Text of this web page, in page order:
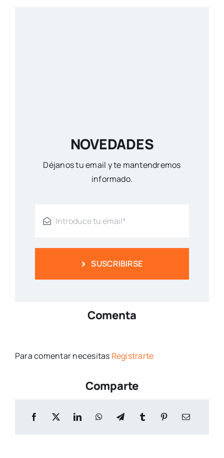
NOVEDADES
Déjanos tu email y te mantendremos
informado.
SUSCRIBIRSE
Comenta
Para comentar necesitas Registrarte
Comparte